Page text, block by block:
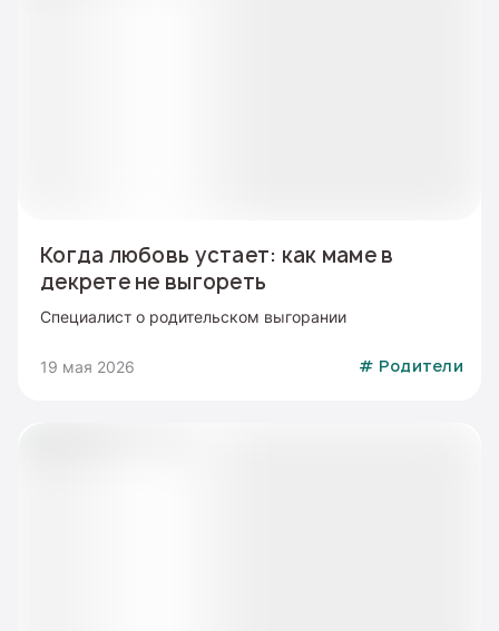
Когда любовь устает: как маме в
декрете не выгореть
Специалист о родительском выгорании
19 мая 2026 # Родители